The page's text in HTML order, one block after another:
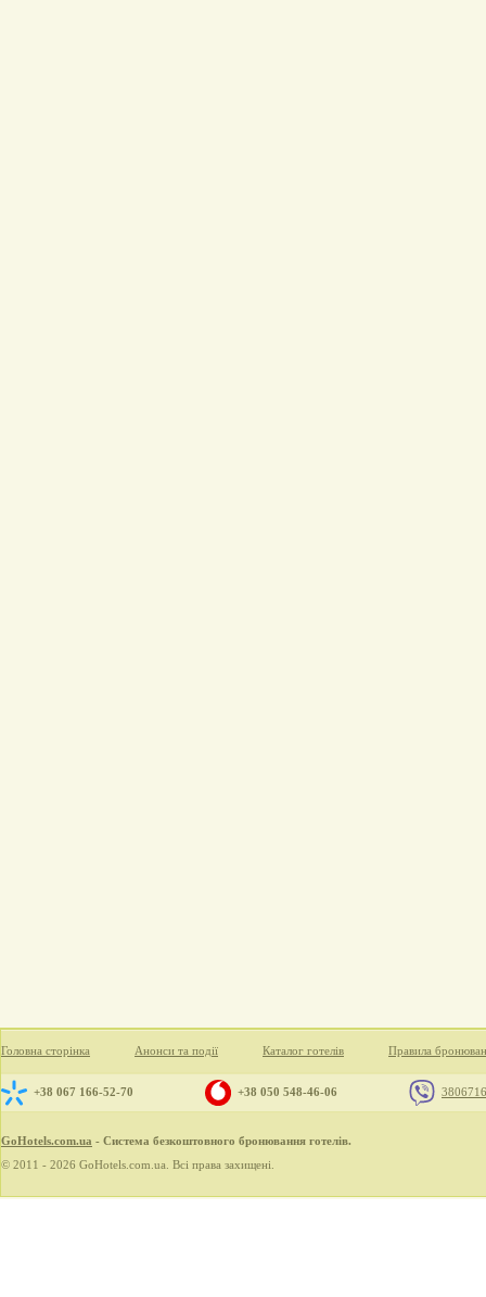
Головна сторінка Анонси та події Каталог готелів Правила
+38 067 166-52-70 +38 050 548-46-06
GoHotels.com.ua - Система безкоштовного бронювання готелів.
© 2011 - 2026 GoHotels.com.ua. Всі права захищені.